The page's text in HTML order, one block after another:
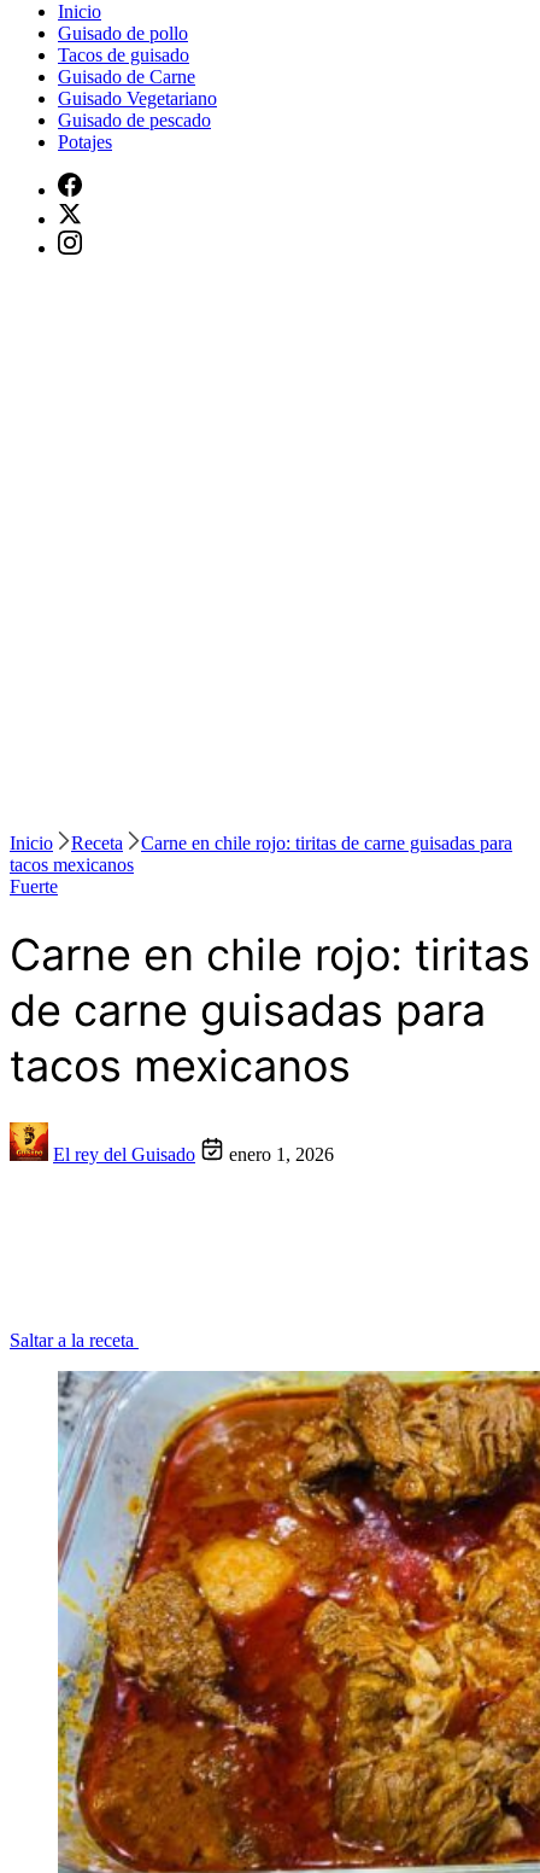
Inicio
Guisado de pollo
Tacos de guisado
Guisado de Carne
Guisado Vegetariano
Guisado de pescado
Potajes
Inicio Receta
Carne en chile rojo: tiritas de carne guisadas para
tacos mexicanos
Fuerte
Carne en chile rojo: tiritas
de carne guisadas para
tacos mexicanos
El rey del Guisado enero 1, 2026
Saltar a la receta